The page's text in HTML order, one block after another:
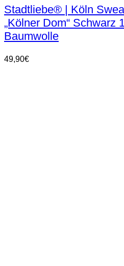
weist
mehrere
Varianten
auf.
Die
können
Stadtliebe® | Köln
„Kölner Dom“ Schwarz
Baumwolle
49,90€